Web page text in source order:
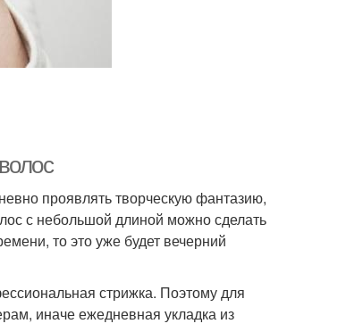
проявлять творческую фантазию,
с небольшой длиной можно сделать
то это уже будет вечерний
стрижка. Поэтому для
иначе ежедневная укладка из